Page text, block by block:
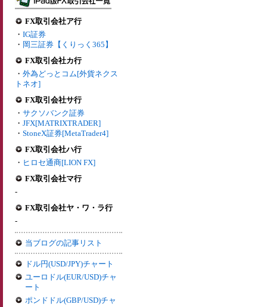
FX取引会社ア行
・ IG証券
・ 岡三証券【くりっく365】
FX取引会社カ行
・ 外為どっとコム[外貨ネクス
トネオ]
FX取引会社サ行
・ サクソバンク証券
・ JFX[MATRIXTRADER]
・ StoneX証券[MetaTrader4]
FX取引会社ハ行
・ ヒロセ通商[LION FX]
FX取引会社マ行
-
FX取引会社ヤ・ワ・ラ行
-
当ブログの記事リスト
ドル円(USD/JPY)チャート
ユーロドル(EUR/USD)チャ
ート
ポンドドル(GBP/USD)チャ